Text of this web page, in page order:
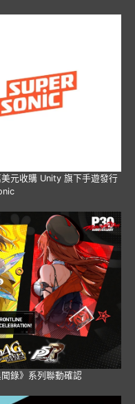
元收購 Unity 旗下手遊發行
錄》系列聯動確認